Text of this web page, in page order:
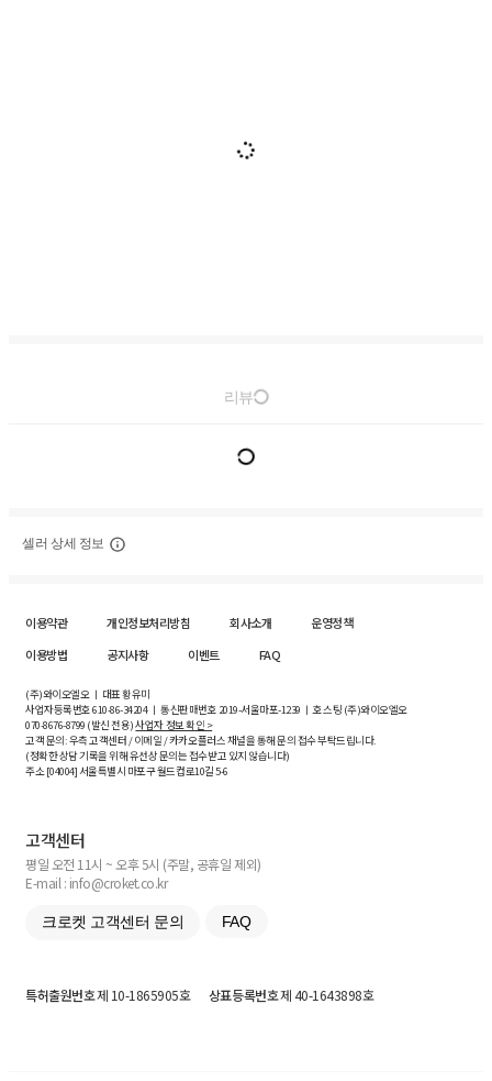
리뷰
셀러 상세 정보
이용약관 개인정보처리방침 회사소개
운영정책
이용방법
공지사항 이벤트 FAQ
(주)와이오엘오 ㅣ 대표 황유미
사업자등록번호610-86-34204ㅣ 통신판매번호 2019-서울마포-1239 ㅣ 호스팅 (주)와이오엘오
070-8676-8799 (발신 전용)사업자 정보 확인 >
고객 문의: 우측 고객센터 / 이메일 / 카카오플러스 채널을 통해 문의 접수 부탁드립니다.
(정확한 상담 기록을 위해 유선상 문의는 접수받고 있지 않습니다)
주소 [04004] 서울특별시 마포구 월드컵로10길5-6
고객센터
평일 오전 11시 ~ 오후 5시 (주말, 공휴일 제외)
E-mail : info@croket.co.kr
크로켓 고객센터 문의 FAQ
특허출원번호제 10-1865905호 상표등록번호제 40-1643898호